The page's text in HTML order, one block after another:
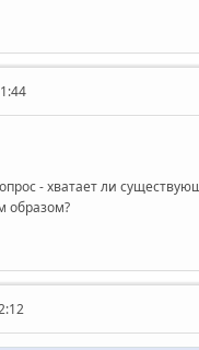
- хватает ли
образом?